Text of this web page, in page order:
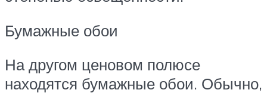
Бумажные обои
На другом ценовом полюсе
находятся бумажные обои. Обычно,